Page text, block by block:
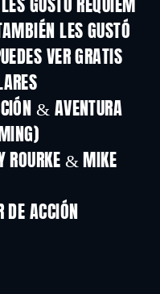
GUSTÓ RÉQUIEM
LES GUSTÓ
VER GRATIS
& AVENTURA
ROURKE & MIKE
DE ACCIÓN